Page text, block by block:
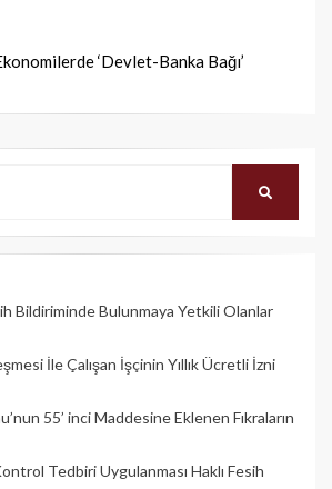
‘Devlet-Banka Bağı’
Bildiriminde Bulunmaya Yetkili Olanlar
İle Çalışan İşçinin Yıllık Üc­retli İzni
55’ inci Maddesine Eklenen Fıkraların
Tedbiri Uygulanması Haklı Fesih